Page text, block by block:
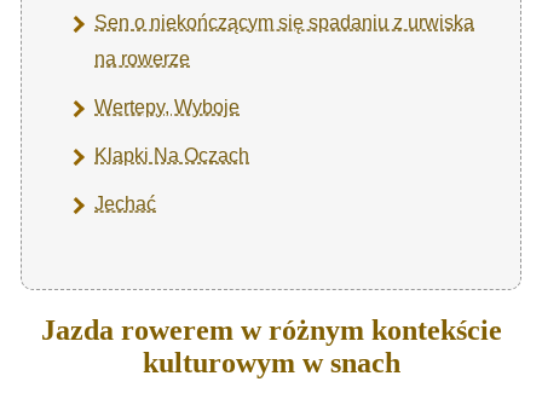
Sen o niekończącym się spadaniu z urwiska
na rowerze
Wertepy, Wyboje
Klapki Na Oczach
Jechać
Jazda rowerem w różnym kontekście
kulturowym w snach